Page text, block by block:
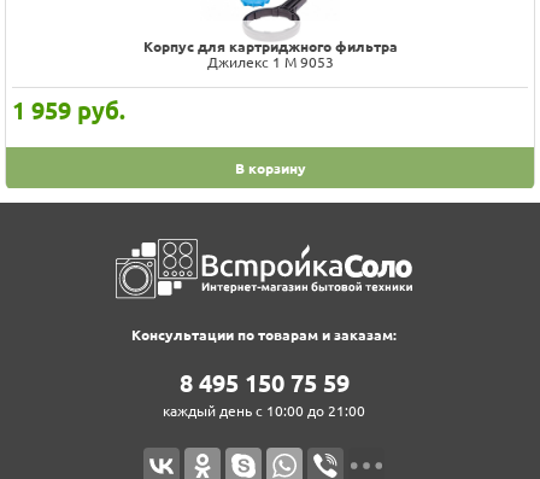
Корпус для картриджного фильтра
Джилекс 1 М 9053
1 959 руб.
В корзину
Консультации по товарам и заказам:
8‍ 4‍9‍5‍ 1‍5‍0‍ 7‍5‍ 5‍9‍
каждый день с 10:00 до 21:00